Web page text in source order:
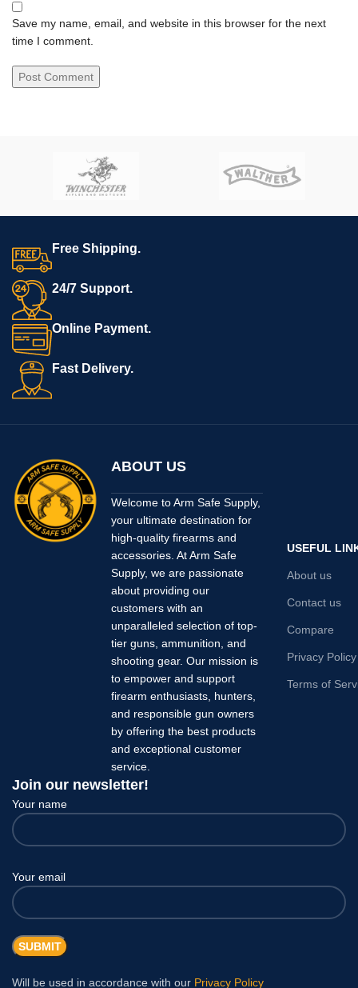
Save my name, email, and website in this browser for the next
time I comment.
Free Shipping.
24/7 Support.
Online Payment.
Fast Delivery.
ABOUT US
Welcome to Arm Safe Supply,
your ultimate destination for
high-quality firearms and
accessories. At Arm Safe
Supply, we are passionate
about providing our
customers with an
unparalleled selection of top-
tier guns, ammunition, and
shooting gear. Our mission is
to empower and support
firearm enthusiasts, hunters,
and responsible gun owners
by offering the best products
and exceptional customer
service.
USEFUL
About us
Contact us
Compare
Privacy Policy
Terms of
Join our newsletter!
Your name
Your email
Will be used in accordance with our Privacy Policy